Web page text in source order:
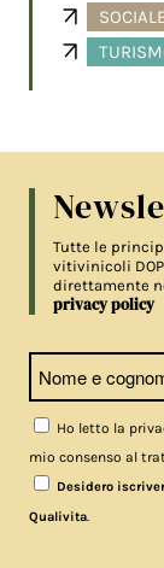
Tutte le
vitivinicoli
direttamente
privacy policy
Ho letto la
mio consenso al
Desidero
Qualivita.